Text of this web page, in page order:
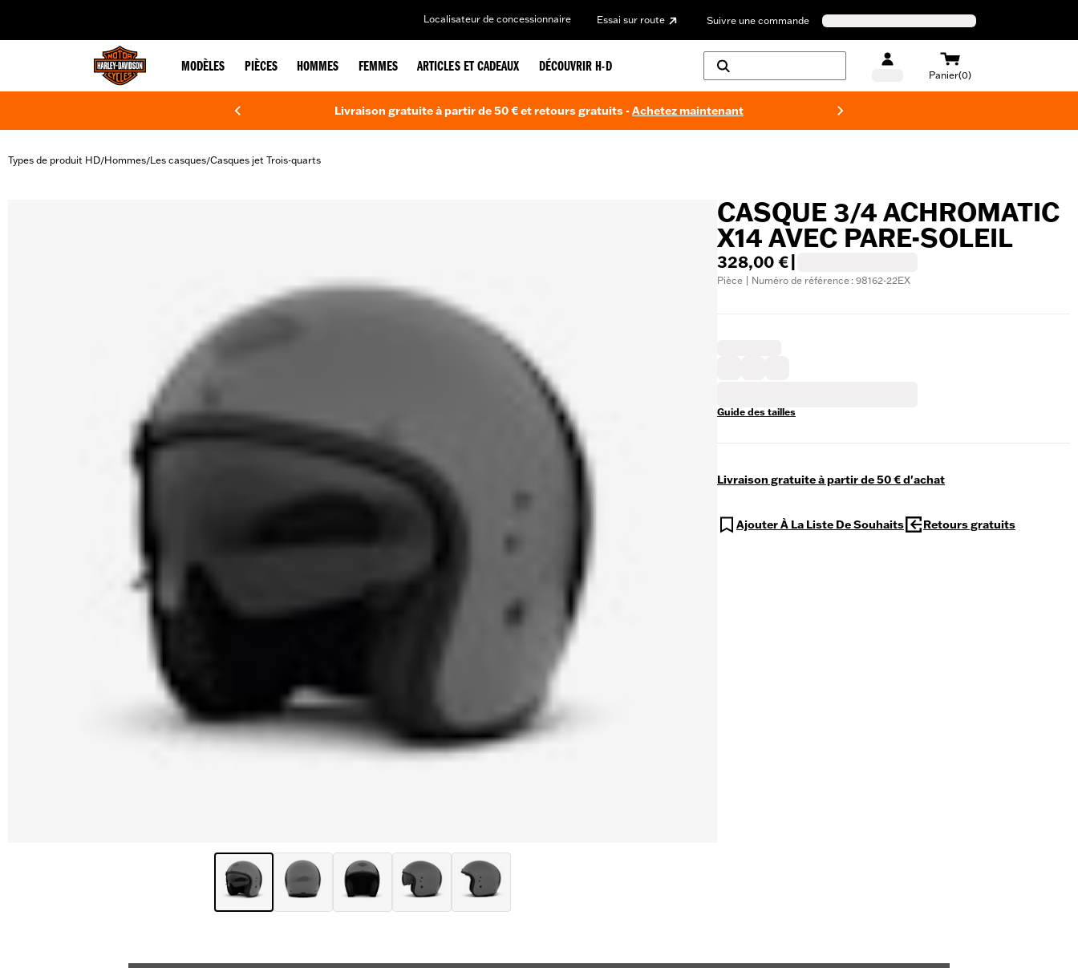
Localisateur de concessionnaire Essai sur route Suivre une commande
MODÈLES PIÈCES HOMMES FEMMES ARTICLES ET CADEAUX DÉCOUVRIR H-D
Panier(0)
Livraison gratuite à partir de 50 € et retours gratuits -Achetez maintenant
Types de produit HD/Hommes/Les casques/Casques jet Trois-quarts
CASQUE 3/4 ACHROMATIC
X14 AVEC PARE-SOLEIL
328,00 €
Pièce | Numéro de référence : 98162-22EX
Guide des tailles
Livraison gratuite à partir de 50 € d'achat
Ajouter À La Liste De Souhaits Retours gratuits